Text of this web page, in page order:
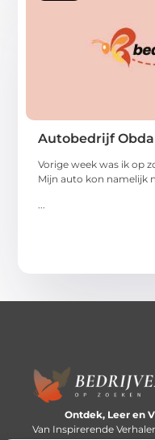
Autobedrijf
Vorige week was ik op
Mijn auto kon namelijk
...
Ontdek, Leer en
Van Inspirerende